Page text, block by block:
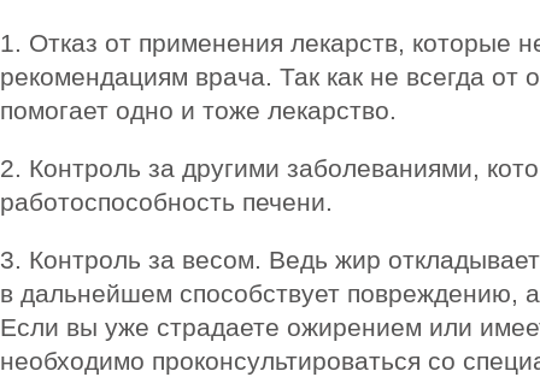
1. Отказ от применения лекарств, которые
рекомендациям врача. Так как не всегда от
помогает одно и тоже лекарство.
2. Контроль за другими заболеваниями,
работоспособность печени.
3. Контроль за весом. Ведь жир
в дальнейшем способствует повреждению,
Если вы уже страдаете ожирением или
необходимо проконсультироваться со